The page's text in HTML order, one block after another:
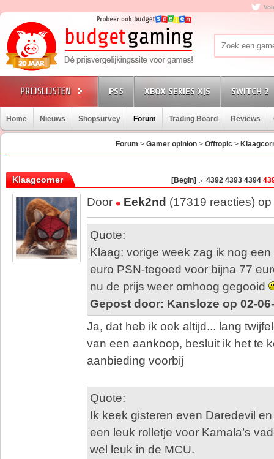
PS5 XBOX SERIES X|S SWITCH 2
Home Nieuws Shopsurvey Forum Trading Board Reviews
Forum >Gamer opinion >Offtopic >
Klaagcorner [Begin] 4392 4393 4394
Door Eek2nd (17319 reacties)
Quote:
Klaag: vorige week zag ik nog
euro PSN-tegoed voor bijna 77
nu de prijs weer omhoog gegooid
Gepost door: Kansloze op 02-
Ja, dat heb ik ook altijd... lang
van een aankoop, besluit ik het te
aanbieding voorbij
Quote:
Ik keek gisteren even Daredevil
een leuk rolletje voor Kamala’s
wel leuk in de MCU.